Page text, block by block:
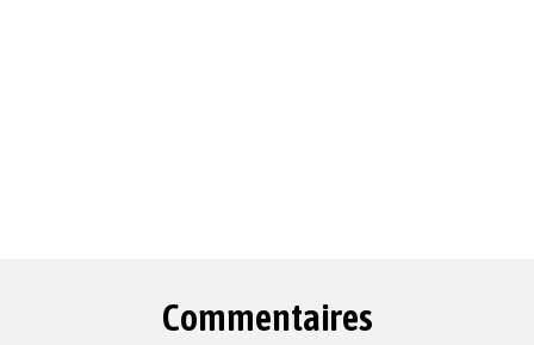
Commentaires